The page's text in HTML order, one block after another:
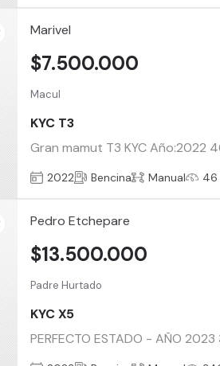
Marivel
Macul
KYC T3
Gran mamut T3 KYC Año:2022
$7.500.000
2022 Bencina Manual 46
Pedro Etchepare
Padre Hurtado
KYC X5
PERFECTO ESTADO - AÑO 2023
$13.500.000